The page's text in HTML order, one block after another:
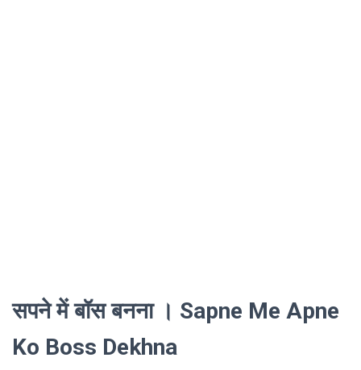
सपने में बॉस बनना । Sapne Me Apne
Ko Boss Dekhna